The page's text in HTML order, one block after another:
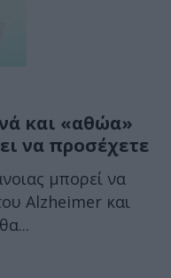
και «αθώα»
να προσέχετε
μπορεί να
Alzheimer και